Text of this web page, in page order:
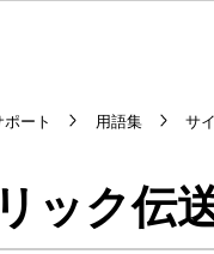
ート 用語集 サ
ック伝